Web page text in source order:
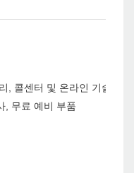
, 콜센터 및 온라인 기술
, 무료 예비 부품